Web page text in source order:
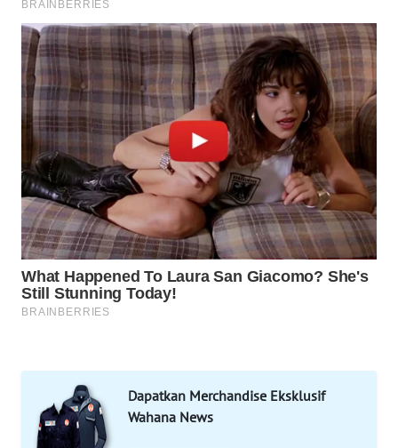
Dapatkan Merchandise Eksklusif
Wahana News
Wahana
Network
KONSUMEN
LISTRIK
MASYARAKAT
KELISTRIKAN
WALINKI
ID
MAWAKA
ID
PLN
WATCH